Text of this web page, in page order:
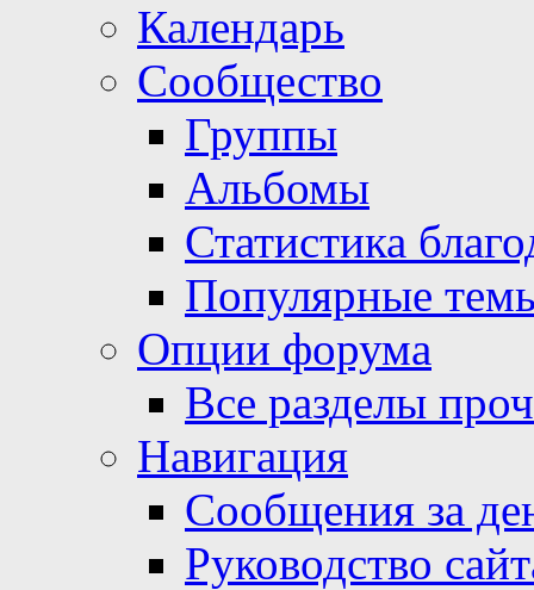
Календарь
Сообщество
Группы
Альбомы
Статистика
Популярные
Опции форума
Все разделы
Навигация
Сообщения за
Руководство